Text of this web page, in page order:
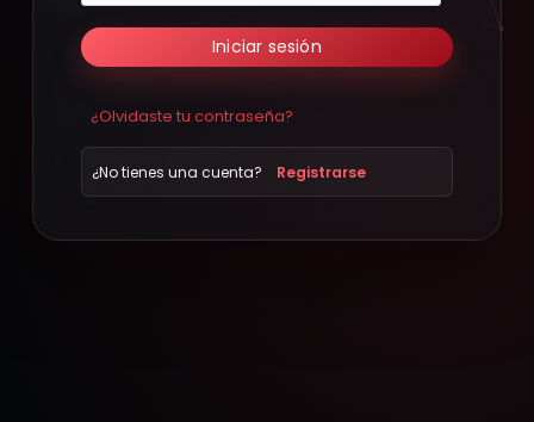
Iniciar sesión
¿Olvidaste tu contraseña?
¿No tienes una cuenta? Registrarse